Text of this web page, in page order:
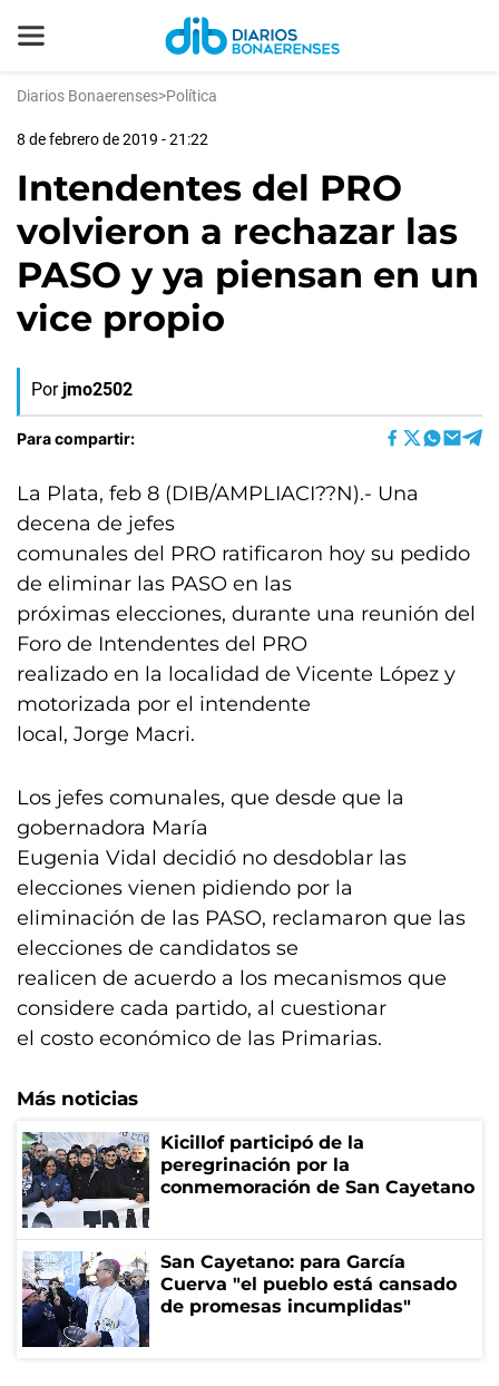
Diarios Bonaerenses>Política
8 de febrero de 2019 - 21:22
Intendentes del PRO
volvieron a rechazar las
PASO y ya piensan en un
vice propio
Por jmo2502
Para compartir:
La Plata, feb 8 (DIB/AMPLIACI??N).- Una
decena de jefes
comunales del PRO ratificaron hoy su pedido
de eliminar las PASO en las
próximas elecciones, durante una reunión del
Foro de Intendentes del PRO
realizado en la localidad de Vicente López y
motorizada por el intendente
local, Jorge Macri.
Los jefes comunales, que desde que la
gobernadora María
Eugenia Vidal decidió no desdoblar las
elecciones vienen pidiendo por la
eliminación de las PASO, reclamaron que las
elecciones de candidatos se
realicen de acuerdo a los mecanismos que
considere cada partido, al cuestionar
el costo económico de las Primarias.
Más noticias
Kicillof participó de la
peregrinación por la
conmemoración de San Cayetano
San Cayetano: para García
Cuerva "el pueblo está cansado
de promesas incumplidas"